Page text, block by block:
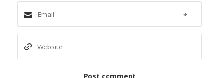
*